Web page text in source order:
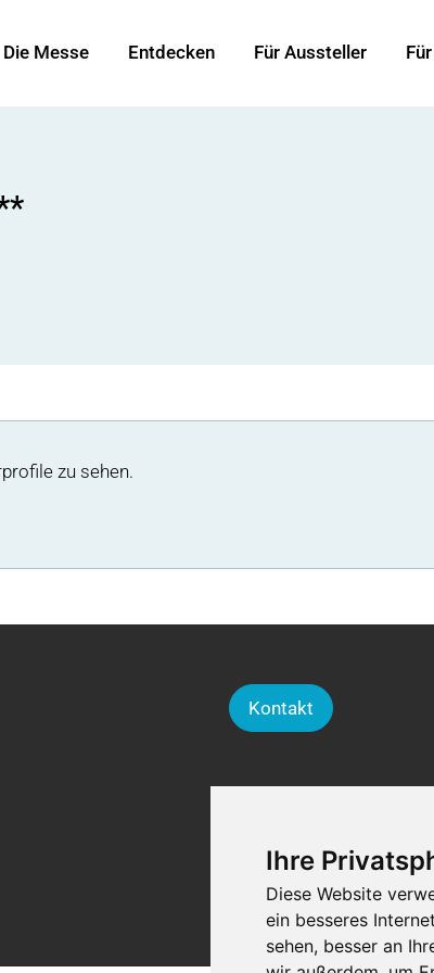
Ihre
Diese Website
ein besseres
sehen, besser an
Die Messe Entdecken Für Aussteller
zu sehen.
Kontakt